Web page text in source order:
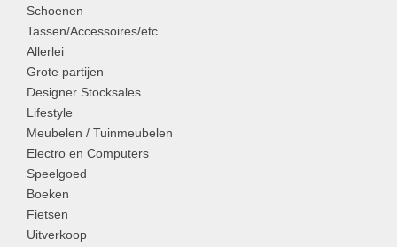
Schoenen
Tassen/Accessoires/etc
Allerlei
Grote partijen
Designer Stocksales
Lifestyle
Meubelen / Tuinmeubelen
Electro en Computers
Speelgoed
Boeken
Fietsen
Uitverkoop